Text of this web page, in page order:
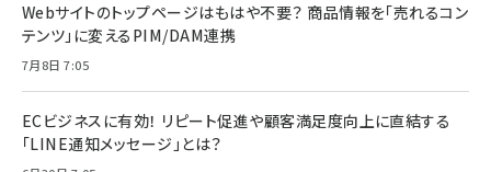
Webサイトのトップページはもはや不要？ 商品情報を「売れるコン
テンツ」に変えるPIM/DAM連携
7月8日 7:05
ECビジネスに有効！ リピート促進や顧客満足度向上に直結する
「LINE通知メッセージ」とは？